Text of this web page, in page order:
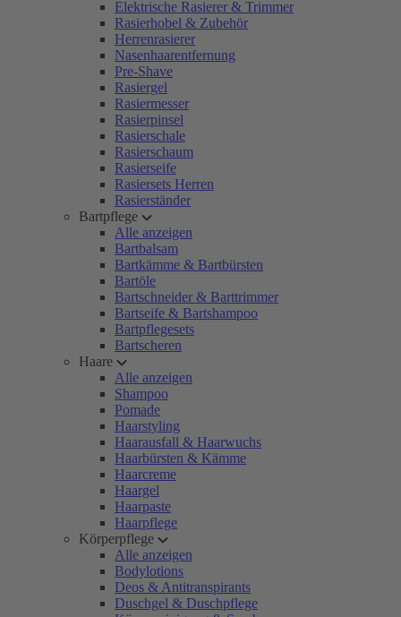
Elektrische Rasierer & Trimmer
Rasierhobel & Zubehör
Herrenrasierer
Nasenhaarentfernung
Pre-Shave
Rasiergel
Rasiermesser
Rasierpinsel
Rasierschale
Rasierschaum
Rasierseife
Rasiersets Herren
Rasierständer
Bartpflege
Alle anzeigen
Bartbalsam
Bartkämme & Bartbürsten
Bartöle
Bartschneider & Barttrimmer
Bartseife & Bartshampoo
Bartpflegesets
Bartscheren
Haare
Alle anzeigen
Shampoo
Pomade
Haarstyling
Haarausfall & Haarwuchs
Haarbürsten & Kämme
Haarcreme
Haargel
Haarpaste
Haarpflege
Körperpflege
Alle anzeigen
Bodylotions
Deos & Antitranspirants
Duschgel & Duschpflege